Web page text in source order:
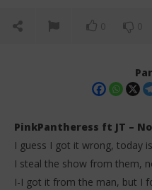
0 0
PinkPantheress ft JT –
I guess I got it wrong, today
I steal the show from them,
I-I got it from the man, but I